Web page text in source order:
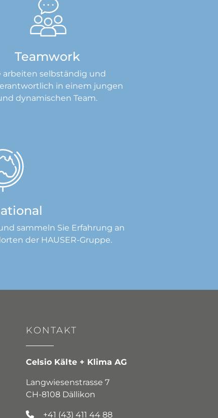
Teamwork
arbeiten selbständig und
in einem jungen
dynamischen Team.
sammeln Sie Erfahrung an
der HAUSER-Gruppe.
KONTAKT
Celsio Kälte + Klima AG
Langwiesenstrasse 7
CH-8108 Dällikon
+41 (43) 411 44 88